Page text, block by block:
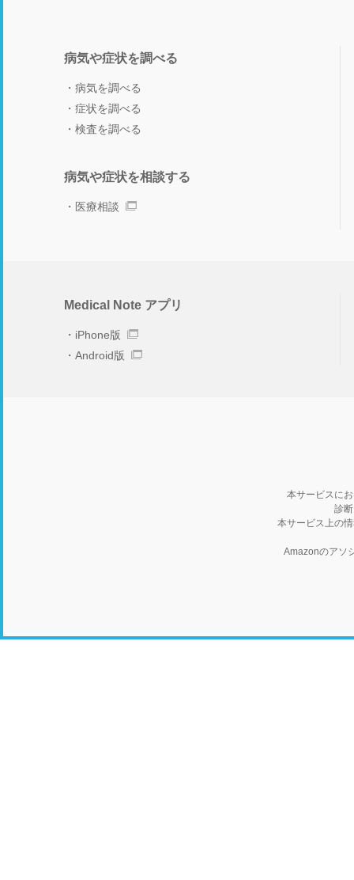
病気や症状を調べる
病気を調べる
症状を調べる
検査を調べる
病気や症状を相談する
医療相談
Medical Note アプリ
iPhone版
Android版
本サービスに
診
本サービス上の
Amazonのアソ